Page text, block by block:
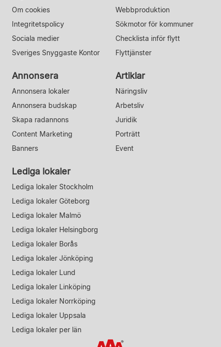
Om cookies
Integritetspolicy
Sociala medier
Sveriges Snyggaste Kontor
Webbproduktion
Sökmotor för kommuner
Checklista inför flytt
Flyttjänster
Annonsera
Annonsera lokaler
Annonsera budskap
Skapa radannons
Content Marketing
Banners
Artiklar
Näringsliv
Arbetsliv
Juridik
Porträtt
Event
Lediga lokaler
Lediga lokaler Stockholm
Lediga lokaler Göteborg
Lediga lokaler Malmö
Lediga lokaler Helsingborg
Lediga lokaler Borås
Lediga lokaler Jönköping
Lediga lokaler Lund
Lediga lokaler Linköping
Lediga lokaler Norrköping
Lediga lokaler Uppsala
Lediga lokaler per län